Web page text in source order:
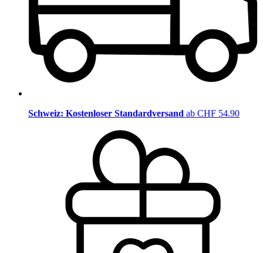
Schweiz: Kostenloser Standardversand ab CHF 54.90